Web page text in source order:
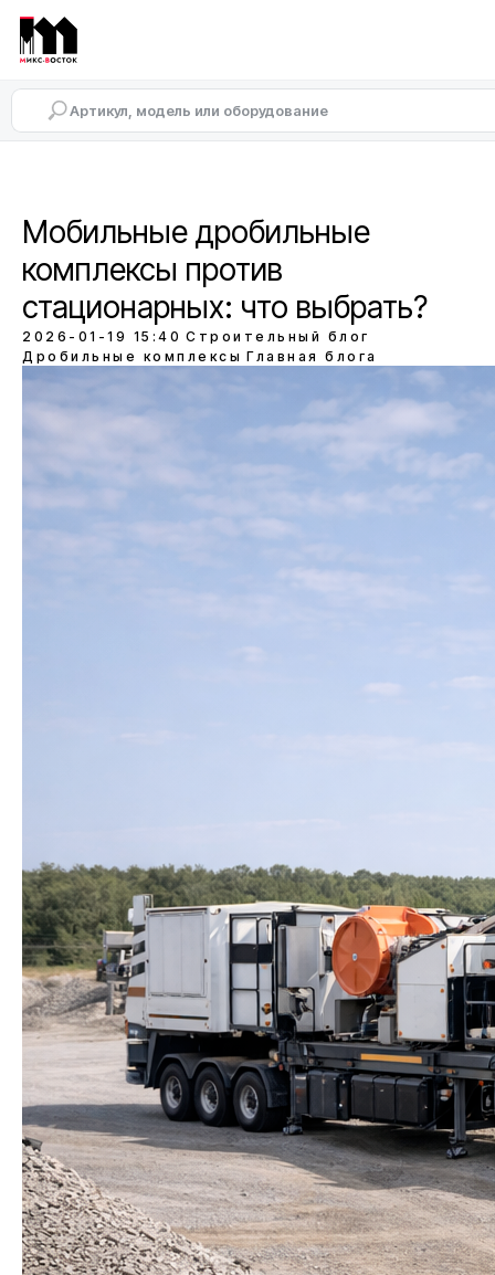
Мобильные дробильные
комплексы против
стационарных: что выбрать?
2026-01-19 15:40 Строительный блог
Дробильные комплексы Главная блога